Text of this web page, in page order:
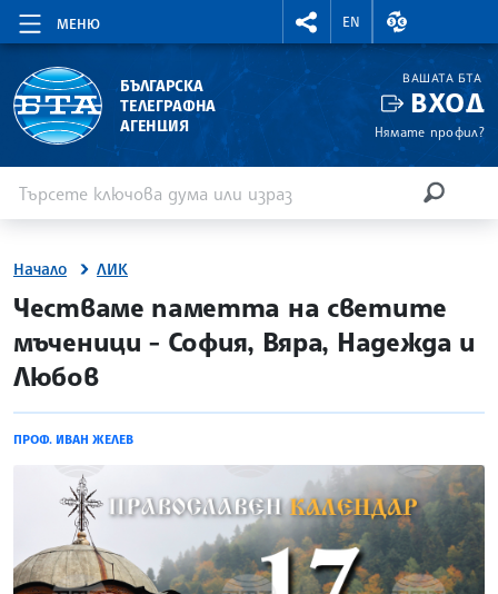
МЕНЮ
RIGHTMENU.SOCIAL
EN
ВАЛУТНИ
БЪЛГАРСКА
ТЕЛЕГРАФНА
АГЕНЦИЯ
ВАШАТА БТА
ВХОД
Нямате профил?
Начало ЛИК
site.bta
Честваме паметта на светите
мъченици - София, Вяра, Надежда и
Любов
ПРОФ. ИВАН ЖЕЛЕВ